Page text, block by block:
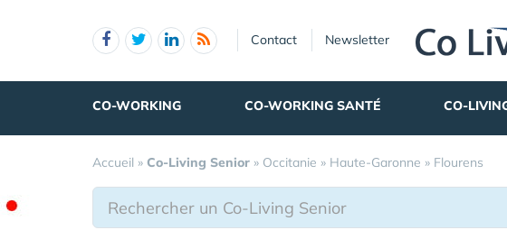
Contact Newsletter
CO-WORKING CO-WORKING SANTÉ CO-
Accueil » Co-Living Senior » Occitanie » Haute-Garonne » Flourens